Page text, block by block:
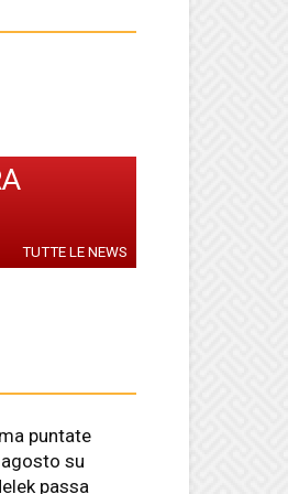
TUTTE LE NEWS
puntate
su
passa